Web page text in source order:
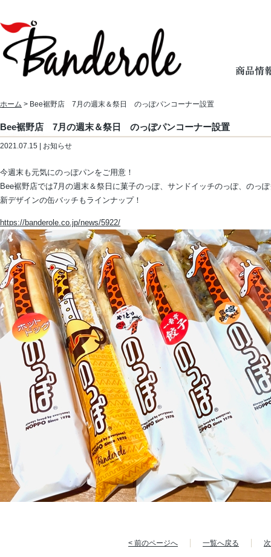
ホーム > Bee裾野店 7月の週末＆祭日 のっぽパンコーナー設置
Bee裾野店 7月の週末＆祭日 のっぽパンコーナー設置
2021.07.15 | お知らせ
今週末も元気にのっぽパンをご用意！
Bee裾野店では7月の週末＆祭日に菓子のっぽ、サンドイッチのっぽ、のっ
新デザインの缶バッチもラインナップ！
https://banderole.co.jp/news/5922/
< 前のページへ 一覧へ戻る